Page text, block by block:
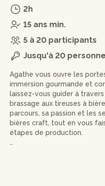
2h
15 ans min.
5 à 20 participants
Jusqu'à 20
Agathe vous ouvre les
immersion gourmande et
laissez-vous guider à
brassage aux tireuses à
parcours, sa passion et les
bières craft, tout en vous
étapes de production.
proposera un tour